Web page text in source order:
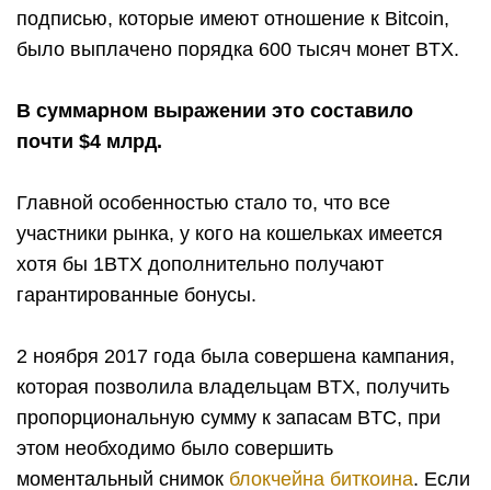
подписью, которые имеют отношение к Bitcoin,
было выплачено порядка 600 тысяч монет BTX.
В суммарном выражении это составило
почти $4 млрд.
Главной особенностью стало то, что все
участники рынка, у кого на кошельках имеется
хотя бы 1BTX дополнительно получают
гарантированные бонусы.
2 ноября 2017 года была совершена кампания,
которая позволила владельцам BTX, получить
пропорциональную сумму к запасам BTC, при
этом необходимо было совершить
моментальный снимок блокчейна биткоина. Если